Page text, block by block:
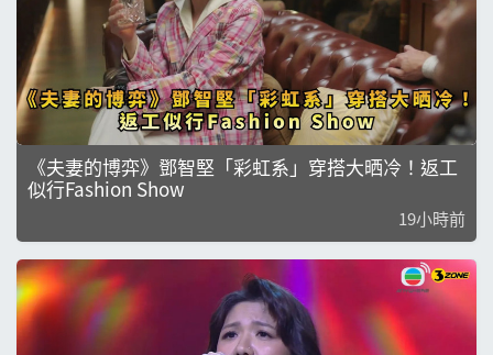
《夫妻的博弈》鄧智堅「彩虹系」穿搭大晒冷！返工
似行Fashion Show
19小時前